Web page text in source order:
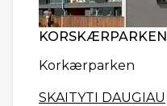
KORSKÆRPARKEN
Korkærparken
SKAITYTI DAUGIAU